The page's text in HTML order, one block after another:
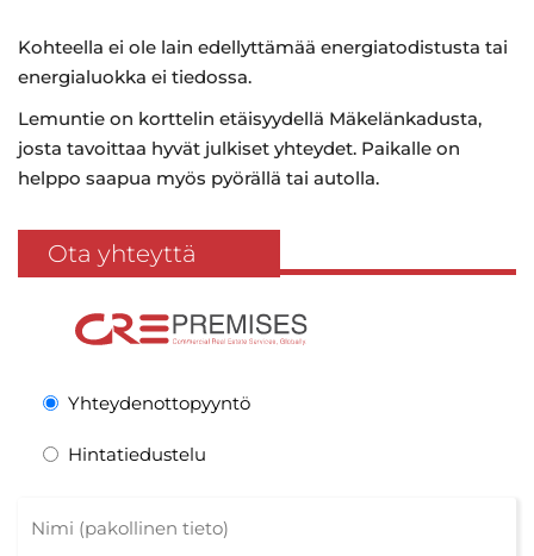
Kohteella ei ole lain edellyttämää energiatodistusta tai
energialuokka ei tiedossa.
Lemuntie on korttelin etäisyydellä Mäkelänkadusta,
josta tavoittaa hyvät julkiset yhteydet. Paikalle on
helppo saapua myös pyörällä tai autolla.
Ota yhteyttä
Yhteydenottopyyntö
Hintatiedustelu